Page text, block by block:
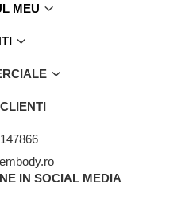
MEU
IN SOCIAL MEDIA